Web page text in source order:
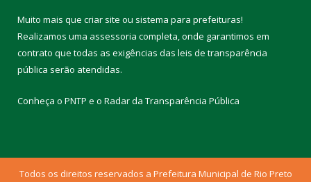
Muito mais que criar site ou sistema para prefeituras!
Realizamos uma assessoria completa, onde garantimos em
contrato que todas as exigências das leis de transparência
pública serão atendidas.
Conheça o PNTP e o Radar da Transparência Pública
Todos os direitos reservados a Prefeitura Municipal de Rio Preto